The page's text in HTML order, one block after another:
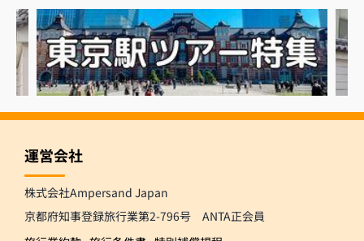
運営会社
株式会社Ampersand Japan
京都府知事登録旅行業第2-796号 ANTA正会員